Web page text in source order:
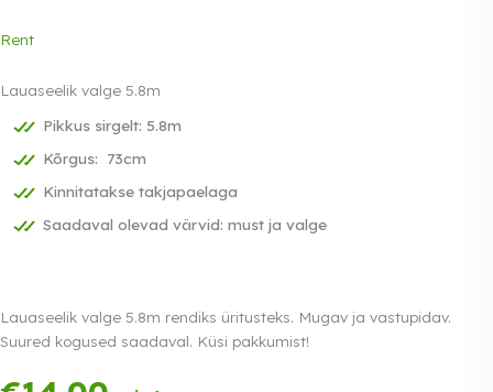
Rent
Lauaseelik valge 5.8m
Pikkus sirgelt: 5.8m
Kõrgus: 73cm
Kinnitatakse takjapaelaga
Saadaval olevad värvid: must ja valge
Lauaseelik valge 5.8m rendiks üritusteks. Mugav ja vastupidav.
Suured kogused saadaval. Küsi pakkumist!